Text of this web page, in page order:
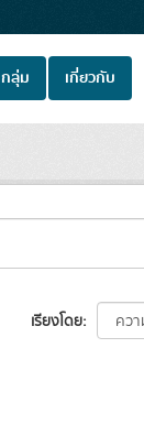
กลุ่ม เกี่ยวกับ
เรียงโดย